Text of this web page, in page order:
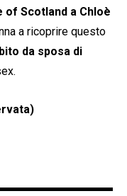
of Scotland a Chloè
a ricoprire questo
da sposa di